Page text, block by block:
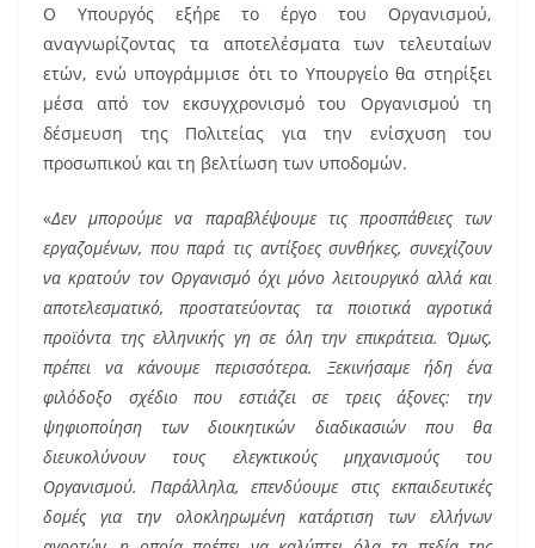
Ο Υπουργός εξήρε το έργο του Οργανισμού,
αναγνωρίζοντας τα αποτελέσματα των τελευταίων
ετών, ενώ υπογράμμισε ότι το Υπουργείο θα στηρίξει
μέσα από τον εκσυγχρονισμό του Οργανισμού τη
δέσμευση της Πολιτείας για την ενίσχυση του
προσωπικού και τη βελτίωση των υποδομών.
«Δεν μπορούμε να παραβλέψουμε τις προσπάθειες των
εργαζομένων, που παρά τις αντίξοες συνθήκες, συνεχίζουν
να κρατούν τον Οργανισμό όχι μόνο λειτουργικό αλλά και
αποτελεσματικό, προστατεύοντας τα ποιοτικά αγροτικά
προϊόντα της ελληνικής γη σε όλη την επικράτεια. Όμως,
πρέπει να κάνουμε περισσότερα. Ξεκινήσαμε ήδη ένα
φιλόδοξο σχέδιο που εστιάζει σε τρεις άξονες: την
ψηφιοποίηση των διοικητικών διαδικασιών που θα
διευκολύνουν τους ελεγκτικούς μηχανισμούς του
Οργανισμού. Παράλληλα, επενδύουμε στις εκπαιδευτικές
δομές για την ολοκληρωμένη κατάρτιση των ελλήνων